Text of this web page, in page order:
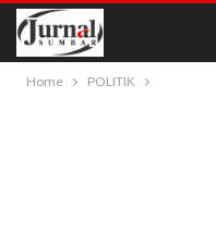
Home POLITIK